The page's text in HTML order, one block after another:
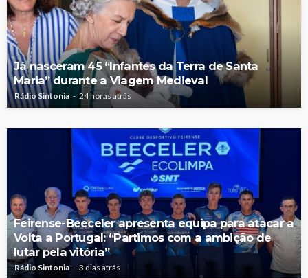
Já nasceram 45 “Infantes da Terra de Santa
Maria” durante a Viagem Medieval
Rádio Sintonia 24 horas atrás
Feirense-Beeceler apresenta equipa para atacar a
Volta a Portugal: “Partimos com a ambição de
lutar pela vitória”
Rádio Sintonia 3 dias atrás